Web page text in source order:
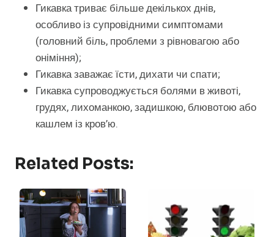
Гикавка триває більше декількох днів,
особливо із супровідними симптомами
(головний біль, проблеми з рівновагою або
оніміння);
Гикавка заважає їсти, дихати чи спати;
Гикавка супроводжується болями в животі,
грудях, лихоманкою, задишкою, блювотою або
кашлем із кров’ю.
Related Posts: